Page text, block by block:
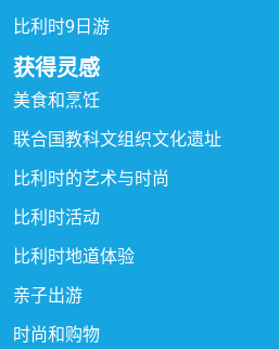
比利时9日游
获得灵感
美食和烹饪
联合国教科文组织文化遗址
比利时的艺术与时尚
比利时活动
比利时地道体验
亲子出游
时尚和购物